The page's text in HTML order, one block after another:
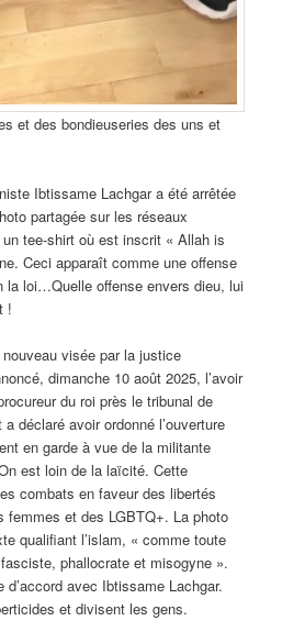
et des bondieuseries des uns et
Ibtissame Lachgar a été arrêtée
partagée sur les réseaux
tee-shirt où est inscrit « Allah is
Ceci apparaît comme une offense
la loi…Quelle offense envers dieu, lui
!
visée par la justice
dimanche 10 août 2025, l’avoir
du roi près le tribunal de
déclaré avoir ordonné l’ouverture
en garde à vue de la militante
est loin de la laïcité. Cette
combats en faveur des libertés
femmes et des LGBTQ+. La photo
qualifiant l’islam, « comme toute
phallocrate et misogyne ».
avec Ibtissame Lachgar.
et divisent les gens.